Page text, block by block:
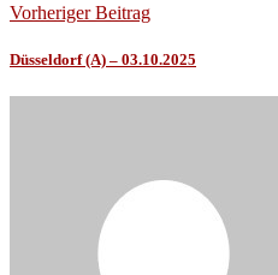
Vorheriger Beitrag
Düsseldorf (A) – 03.10.2025